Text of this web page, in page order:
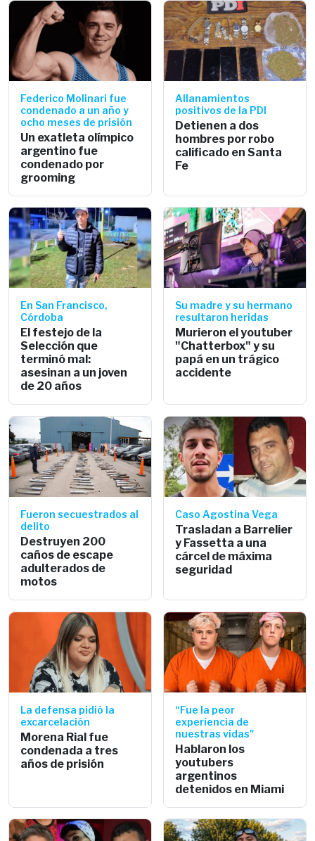
Federico Molinari fue
condenado a un año y
ocho meses de prisión
Un exatleta olímpico
argentino fue
condenado por
grooming
Allanamientos
positivos de la PDI
Detienen a dos
hombres por robo
calificado en Santa
Fe
En San Francisco,
Córdoba
El festejo de la
Selección que
terminó mal:
asesinan a un joven
de 20 años
Su madre y su hermano
resultaron heridas
Murieron el youtuber
"Chatterbox" y su
papá en un trágico
accidente
Fueron secuestrados al
delito
Destruyen 200
caños de escape
adulterados de
motos
Caso Agostina Vega
Trasladan a Barrelier
y Fassetta a una
cárcel de máxima
seguridad
La defensa pidió la
excarcelación
Morena Rial fue
condenada a tres
años de prisión
“Fue la peor
experiencia de
nuestras vidas"
Hablaron los
youtubers
argentinos
detenidos en Miami